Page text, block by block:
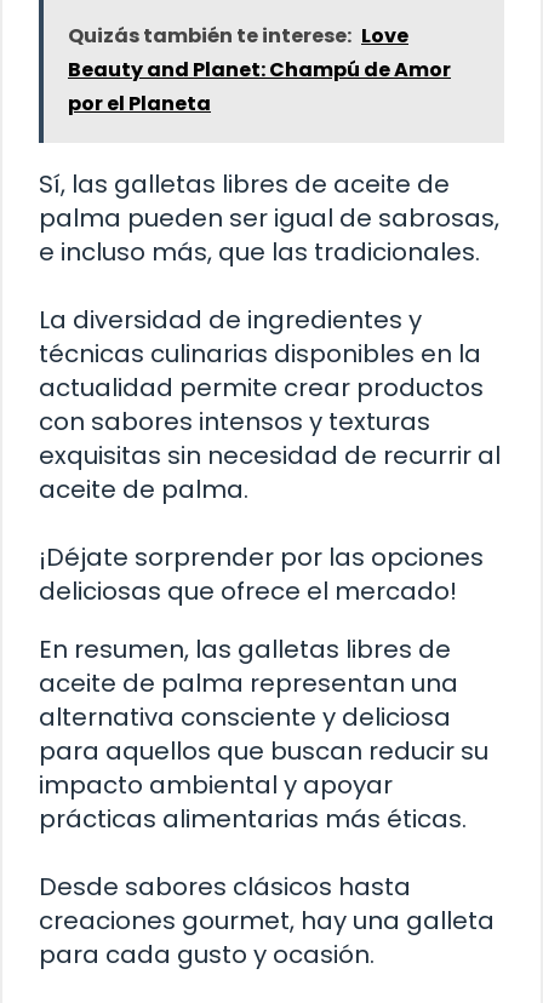
Quizás también te interese: Love
Beauty and Planet: Champú de Amor
por el Planeta
Sí, las galletas libres de aceite de
palma pueden ser igual de sabrosas,
e incluso más, que las tradicionales.
La diversidad de ingredientes y
técnicas culinarias disponibles en la
actualidad permite crear productos
con sabores intensos y texturas
exquisitas sin necesidad de recurrir al
aceite de palma.
¡Déjate sorprender por las opciones
deliciosas que ofrece el mercado!
En resumen, las galletas libres de
aceite de palma representan una
alternativa consciente y deliciosa
para aquellos que buscan reducir su
impacto ambiental y apoyar
prácticas alimentarias más éticas.
Desde sabores clásicos hasta
creaciones gourmet, hay una galleta
para cada gusto y ocasión.